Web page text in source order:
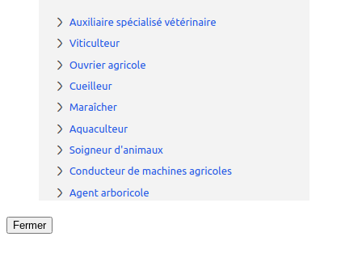
Fermer